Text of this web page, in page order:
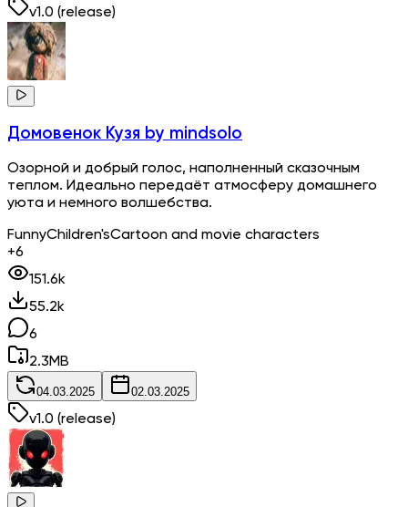
v1.0 (release)
Домовенок Кузя by mindsolo
Озорной и добрый голос, наполненный сказочным
теплом. Идеально передаёт атмосферу домашнего
уюта и немного волшебства.
FunnyChildren'sCartoon and movie characters
+6
151.6k
55.2k
6
2.3MB
04.03.2025 02.03.2025
v1.0 (release)